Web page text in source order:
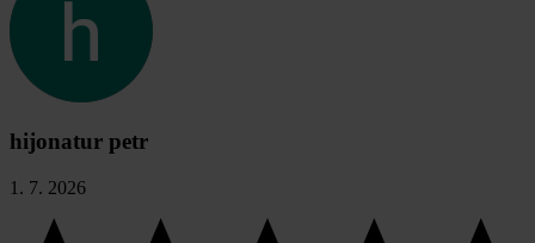
hijonatur petr
1. 7. 2026